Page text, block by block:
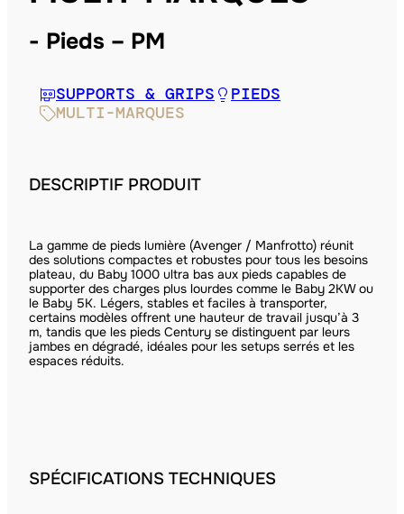
Pieds – PM
SUPPORTS & GRIPS
PIEDS
MULTI-MARQUES
DESCRIPTIF PRODUIT
La gamme de pieds lumière (Avenger / Manfrotto) réunit
des solutions compactes et robustes pour tous les besoins
plateau, du Baby 1000 ultra bas aux pieds capables de
supporter des charges plus lourdes comme le Baby 2KW ou
le Baby 5K. Légers, stables et faciles à transporter,
certains modèles offrent une hauteur de travail jusqu’à 3
m, tandis que les pieds Century se distinguent par leurs
jambes en dégradé, idéales pour les setups serrés et les
espaces réduits.
SPÉCIFICATIONS TECHNIQUES